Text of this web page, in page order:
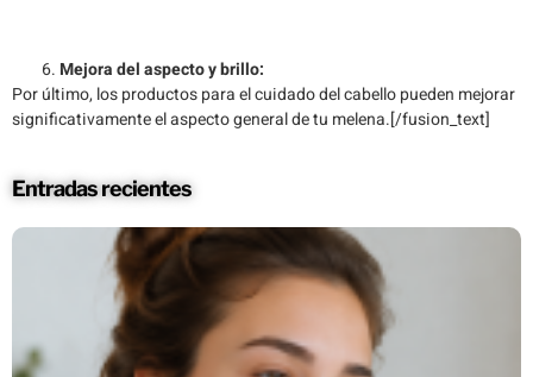
Mejora del aspecto y brillo:
Por último, los productos para el cuidado del cabello pueden mejorar
significativamente el aspecto general de tu melena.[/fusion_text]
Entradas recientes